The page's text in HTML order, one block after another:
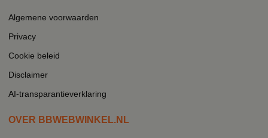
Algemene voorwaarden
Privacy
Cookie beleid
Disclaimer
AI-transparantieverklaring
OVER BBWEBWINKEL.NL